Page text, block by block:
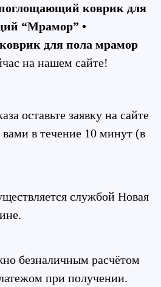
коврик для
“Мрамор” •
для пола мрамор
на нашем сайте!
оставьте заявку на сайте
в течение 10 минут (в
службой Новая
безналичным расчётом
при получении.